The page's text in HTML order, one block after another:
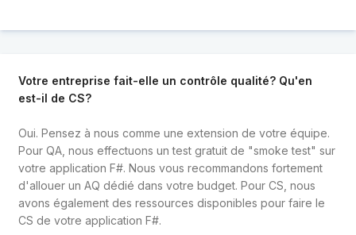
Votre entreprise fait-elle un contrôle qualité? Qu'en
est-il de CS?
Oui. Pensez à nous comme une extension de votre équipe.
Pour QA, nous effectuons un test gratuit de "smoke test" sur
votre application F#. Nous vous recommandons fortement
d'allouer un AQ dédié dans votre budget. Pour CS, nous
avons également des ressources disponibles pour faire le
CS de votre application F#.